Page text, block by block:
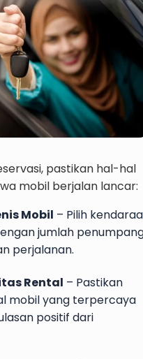
pastikan hal-hal
mobil berjalan lancar:
Mobil – Pilih
jumlah
perjalanan.
Rental – Pastikan
mobil yang terpercaya
positif dari